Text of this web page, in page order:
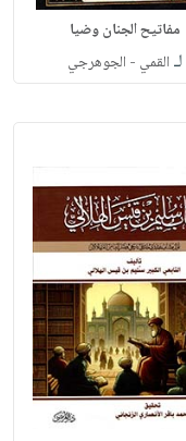
مفاتيح الجنان وضيا
لـ القمي - الجوهرجي